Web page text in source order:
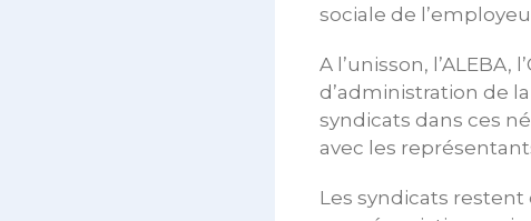
sociale de
A l’unisson,
d’administration de
syndicats dans ces
avec les
Les syndicats